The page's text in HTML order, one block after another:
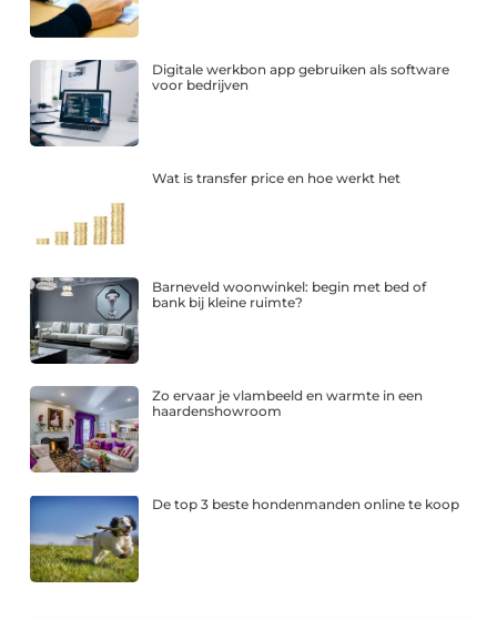
Digitale werkbon app gebruiken als software
voor bedrijven
Wat is transfer price en hoe werkt het
Barneveld woonwinkel: begin met bed of
bank bij kleine ruimte?
Zo ervaar je vlambeeld en warmte in een
haardenshowroom
De top 3 beste hondenmanden online te koop